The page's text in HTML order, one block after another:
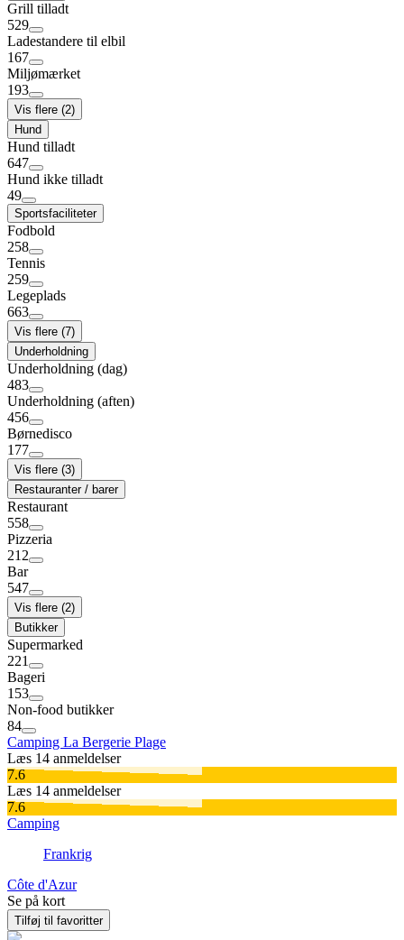
Grill tilladt
529
Ladestandere til elbil
167
Miljømærket
193
Vis flere (2)
Hund
Hund tilladt
647
Hund ikke tilladt
49
Sportsfaciliteter
Fodbold
258
Tennis
259
Legeplads
663
Vis flere (7)
Underholdning
Underholdning (dag)
483
Underholdning (aften)
456
Børnedisco
177
Vis flere (3)
Restauranter / barer
Restaurant
558
Pizzeria
212
Bar
547
Vis flere (2)
Butikker
Supermarked
221
Bageri
153
Non-food butikker
84
Camping La Bergerie Plage
Læs 14 anmeldelser
7.6
Læs 14 anmeldelser
7.6
Camping
Frankrig
Côte d'Azur
Se på kort
Tilføj til favoritter